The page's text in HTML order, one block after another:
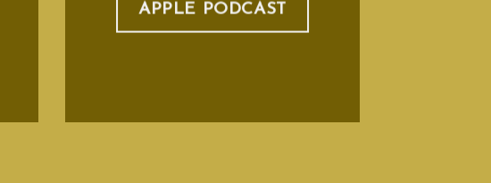
APPLE PODCAST